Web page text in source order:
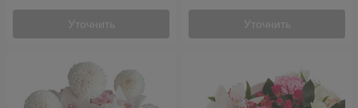
Уточнить Уточнить